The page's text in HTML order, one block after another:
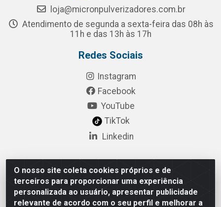
O nosso site coleta cookies próprios e de
terceiros para proporcionar uma experiência
personalizada ao usuário, apresentar publicidade
relevante de acordo com o seu perfil e melhorar a
loja@micronpulverizadores.com.br
Atendimento de segunda a sexta-feira das 08h às
11h e das 13h às 17h
Redes Sociais
Instagram
Facebook
YouTube
TikTok
Linkedin
Pulsar Tecnologia Industria e Comercio LTDA - Rua Lagrange,
132 - Socorro, São Paulo/SP - CEP 04.761-050 - CNPJ
52.098.860/0001-03